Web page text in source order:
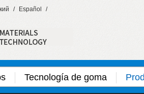
/ Español /
Tecnología de goma